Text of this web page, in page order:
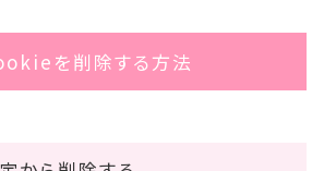
を削除する方法